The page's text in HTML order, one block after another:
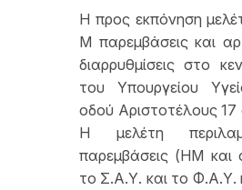
Η προς εκπόνηση
Μ παρεμβάσεις και
διαρρυθμίσεις στο
του Υπουργείου
οδού Αριστοτέλους
Η μελέτη
παρεμβάσεις (ΗΜ και
το Σ.Α.Υ. και το Φ.Α.Υ.